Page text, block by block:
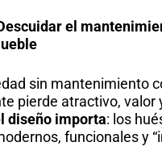
el
sin mantenimiento
pierde atractivo, valor
diseño importa: los
funcionales y